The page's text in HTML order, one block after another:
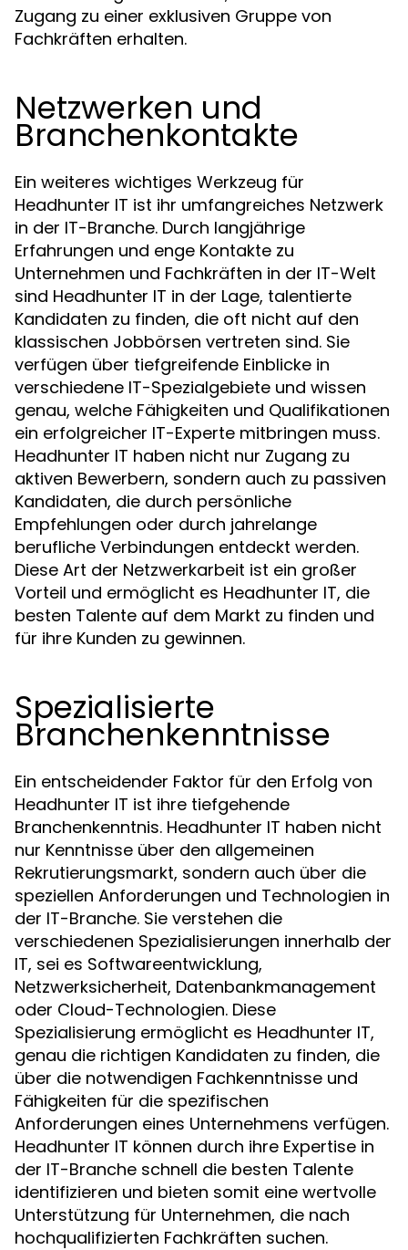
Zugang zu einer exklusiven Gruppe von
Fachkräften erhalten.
Netzwerken und
Branchenkontakte
Ein weiteres wichtiges Werkzeug für
Headhunter IT ist ihr umfangreiches Netzwerk
in der IT-Branche. Durch langjährige
Erfahrungen und enge Kontakte zu
Unternehmen und Fachkräften in der IT-Welt
sind Headhunter IT in der Lage, talentierte
Kandidaten zu finden, die oft nicht auf den
klassischen Jobbörsen vertreten sind. Sie
verfügen über tiefgreifende Einblicke in
verschiedene IT-Spezialgebiete und wissen
genau, welche Fähigkeiten und Qualifikationen
ein erfolgreicher IT-Experte mitbringen muss.
Headhunter IT haben nicht nur Zugang zu
aktiven Bewerbern, sondern auch zu passiven
Kandidaten, die durch persönliche
Empfehlungen oder durch jahrelange
berufliche Verbindungen entdeckt werden.
Diese Art der Netzwerkarbeit ist ein großer
Vorteil und ermöglicht es Headhunter IT, die
besten Talente auf dem Markt zu finden und
für ihre Kunden zu gewinnen.
Spezialisierte
Branchenkenntnisse
Ein entscheidender Faktor für den Erfolg von
Headhunter IT ist ihre tiefgehende
Branchenkenntnis. Headhunter IT haben nicht
nur Kenntnisse über den allgemeinen
Rekrutierungsmarkt, sondern auch über die
speziellen Anforderungen und Technologien in
der IT-Branche. Sie verstehen die
verschiedenen Spezialisierungen innerhalb der
IT, sei es Softwareentwicklung,
Netzwerksicherheit, Datenbankmanagement
oder Cloud-Technologien. Diese
Spezialisierung ermöglicht es Headhunter IT,
genau die richtigen Kandidaten zu finden, die
über die notwendigen Fachkenntnisse und
Fähigkeiten für die spezifischen
Anforderungen eines Unternehmens verfügen.
Headhunter IT können durch ihre Expertise in
der IT-Branche schnell die besten Talente
identifizieren und bieten somit eine wertvolle
Unterstützung für Unternehmen, die nach
hochqualifizierten Fachkräften suchen.